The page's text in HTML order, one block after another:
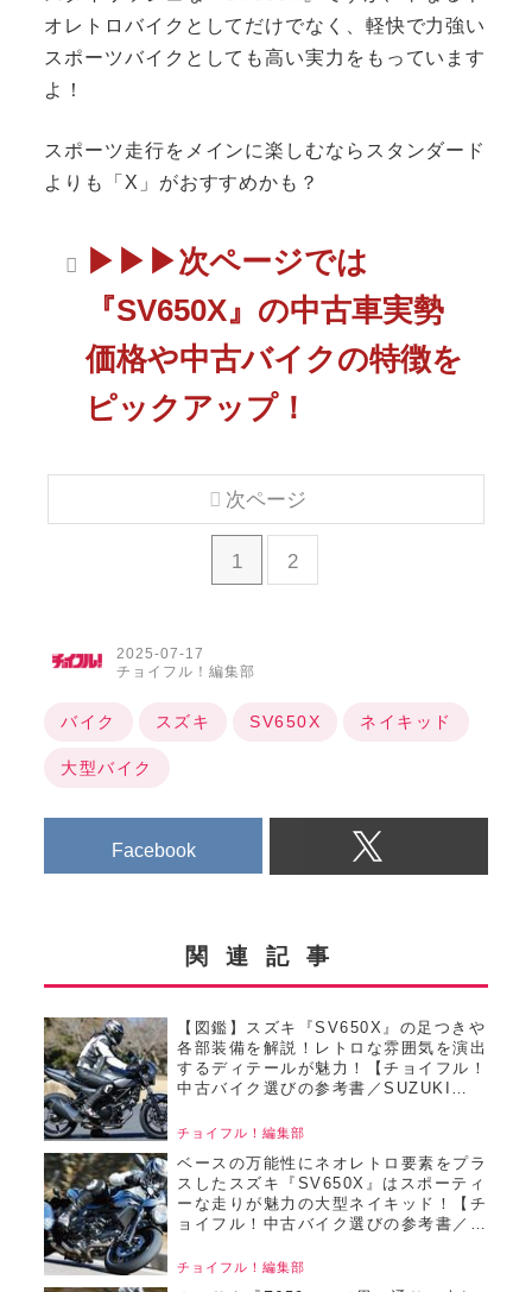
オレトロバイクとしてだけでなく、軽快で力強い
スポーツバイクとしても高い実力をもっています
よ！
スポーツ走行をメインに楽しむならスタンダード
よりも「X」がおすすめかも？
▶▶▶次ページでは
『SV650X』の中古車実勢
価格や中古バイクの特徴を
ピックアップ！
1 2
次ページ
2025-07-17
チョイフル！編集部
バイク スズキ SV650X ネイキッド
大型バイク
Facebook
関連記事
【図鑑】スズキ『SV650X』の足つきや
各部装備を解説！レトロな雰囲気を演出
するディテールが魅力！【チョイフル！
中古バイク選びの参考書／SUZUKI
チョイフル！編集部
ベースの万能性にネオレトロ要素をプラ
スしたスズキ『SV650X』はスポーティ
ーな走りが魅力の大型ネイキッド！【チ
ョイフル！中古バイク選びの参考書／
チョイフル！編集部